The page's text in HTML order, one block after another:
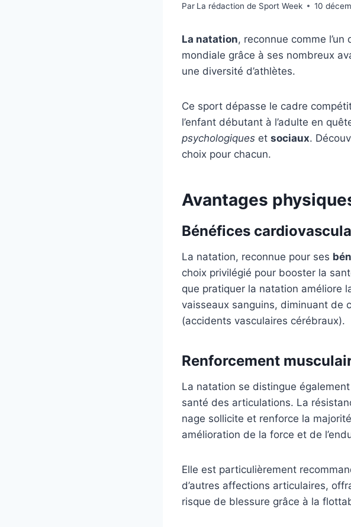
Par La rédaction de Sport Week 10
La natation, reconnue comme l’un
mondiale grâce à ses nombreux
une diversité d’athlètes.
Ce sport dépasse le cadre
l’enfant débutant à l’adulte en
psychologiques et sociaux.
choix pour chacun.
Avantages
Bénéfices
La natation, reconnue pour ses
choix privilégié pour booster la
que pratiquer la natation améliore
vaisseaux sanguins, diminuant de
(accidents vasculaires cérébraux).
Renforcement
La natation se distingue
santé des articulations. La
nage sollicite et renforce la
amélioration de la force et de
Elle est particulièrement
d’autres affections articulaires,
risque de blessure grâce à la